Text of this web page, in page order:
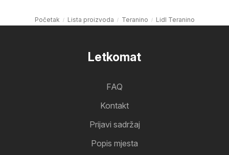
Početak Lista proizvoda Teranino Lidl Teranino
Letkomat
FAQ
Kontakt
Prijavi sadržaj
Popis mjesta